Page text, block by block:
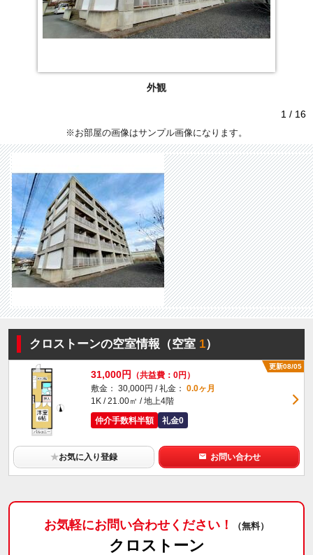
外観
1 / 16
※お部屋の画像はサンプル画像になります。
クロストーンの空室情報（空室1）
更新08/05
31,000円
（共益費：0円）
敷金： 30,000円 / 礼金： 0.0ヶ月
1K / 21.00㎡ / 地上4階
仲介手数料半額
礼金0
★お気に入り登録 お問い合わせ
お気軽にお問い合わせください！ （無料）
クロストーン